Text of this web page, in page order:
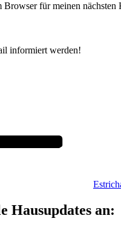
für meinen nächsten
informiert werden!
Hausupdates an: